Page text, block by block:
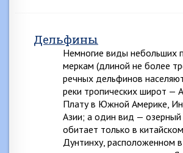
Дельфины
Немногие виды небольших
меркам (длиной не более
речных дельфинов
реки тропических широт —
Плату в Южной Америке,
Азии; а один вид —
обитает только в
Дунтинху, расположенном